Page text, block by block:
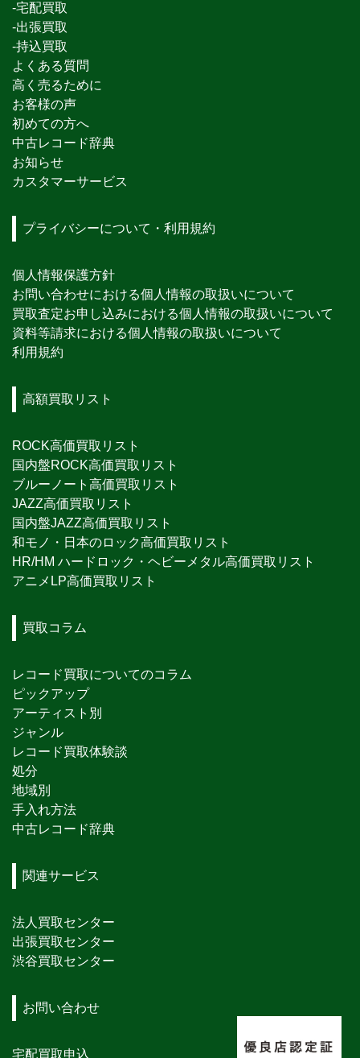
-宅配買取
-出張買取
-持込買取
よくある質問
高く売るために
お客様の声
初めての方へ
中古レコード辞典
お知らせ
カスタマーサービス
プライバシーについて・利用規約
個人情報保護方針
お問い合わせにおける個人情報の取扱いについて
買取査定お申し込みにおける個人情報の取扱いについて
資料等請求における個人情報の取扱いについて
利用規約
高額買取リスト
ROCK高価買取リスト
国内盤ROCK高価買取リスト
ブルーノート高価買取リスト
JAZZ高価買取リスト
国内盤JAZZ高価買取リスト
和モノ・日本のロック高価買取リスト
HR/HM ハードロック・ヘビーメタル高価買取リスト
アニメLP高価買取リスト
買取コラム
レコード買取についてのコラム
ピックアップ
アーティスト別
ジャンル
レコード買取体験談
処分
地域別
手入れ方法
中古レコード辞典
関連サービス
法人買取センター
出張買取センター
渋谷買取センター
お問い合わせ
宅配買取申込